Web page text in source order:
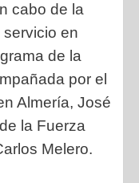
cabo de la
servicio en
de la
por el
Almería, José
la Fuerza
Melero.